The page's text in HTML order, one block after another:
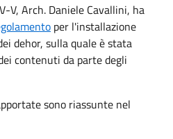
V, Arch. Daniele Cavallini, ha
per l'installazione
dehor, sulla quale è stata
contenuti da parte degli
sono riassunte nel